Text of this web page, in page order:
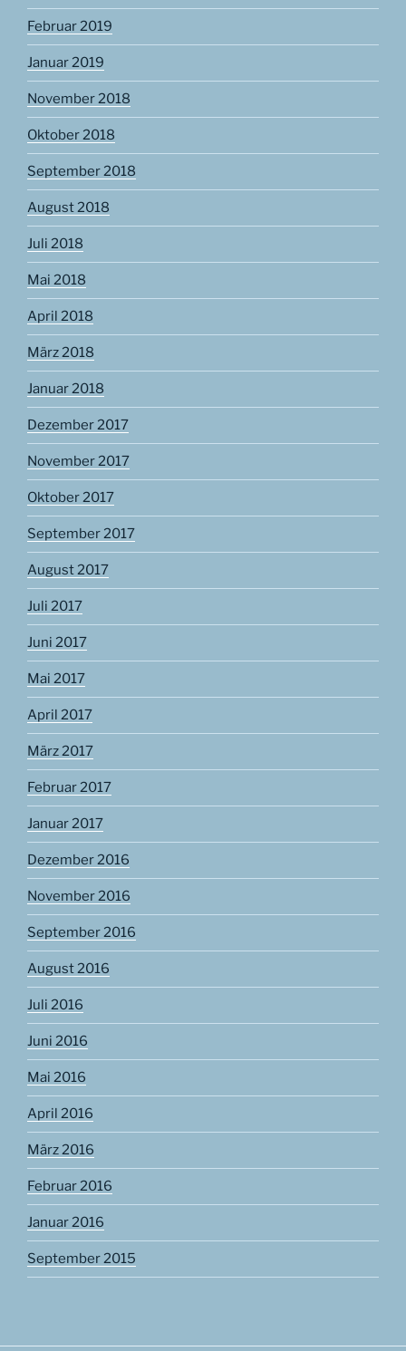
Februar 2019
Januar 2019
November 2018
Oktober 2018
September 2018
August 2018
Juli 2018
Mai 2018
April 2018
März 2018
Januar 2018
Dezember 2017
November 2017
Oktober 2017
September 2017
August 2017
Juli 2017
Juni 2017
Mai 2017
April 2017
März 2017
Februar 2017
Januar 2017
Dezember 2016
November 2016
September 2016
August 2016
Juli 2016
Juni 2016
Mai 2016
April 2016
März 2016
Februar 2016
Januar 2016
September 2015